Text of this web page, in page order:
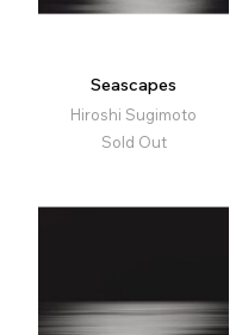
Seascapes
Hiroshi Sugimoto
Sold Out